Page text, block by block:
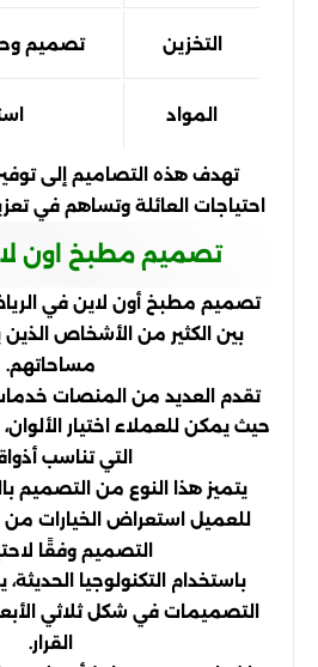
التخزين تصميم
المواد
تهدف هذه التصاميم إلى
احتياجات العائلة وتساهم في
تصميم مطبخ اون
تصميم مطبخ أون لاين في
بين الكثير من الأشخاص
مساحاتهم.
تقدم العديد من المنصات
حيث يمكن للعملاء اختيار
التي تناسب
يتميز هذا النوع من التصميم
للعميل استعراض الخيارات من
التصميم وفقًا
باستخدام التكنولوجيا
التصميمات في شكل ثلاثي
القرار.